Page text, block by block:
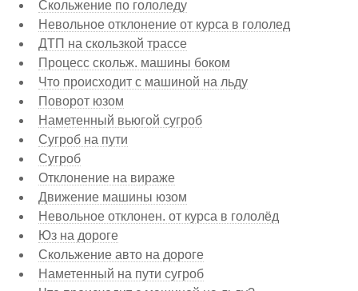
Скольжение по гололеду
Невольное отклонение от курса в гололед
ДТП на скользкой трассе
Процесс скольж. машины боком
Что происходит с машиной на льду
Поворот юзом
Наметенный вьюгой сугроб
Сугроб на пути
Сугроб
Отклонение на вираже
Движение машины юзом
Невольное отклонен. от курса в гололёд
Юз на дороге
Скольжение авто на дороге
Наметенный на пути сугроб